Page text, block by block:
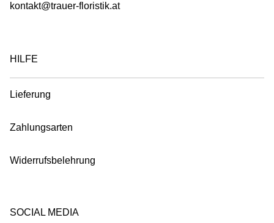
kontakt@trauer-floristik.at
HILFE
Lieferung
Zahlungsarten
Widerrufsbelehrung
SOCIAL MEDIA